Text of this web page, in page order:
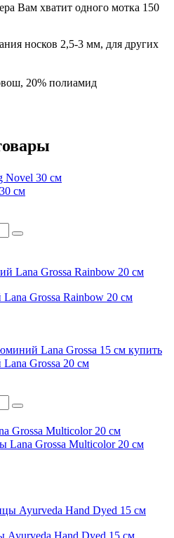
Вам хватит одного мотка 150
носков 2,5-3 мм, для других
20% полиамид
см
Grossa Rainbow 20 см
Grossa 20 см
Lana Grossa Multicolor 20 см
Ayurveda Hand Dyed 15 см